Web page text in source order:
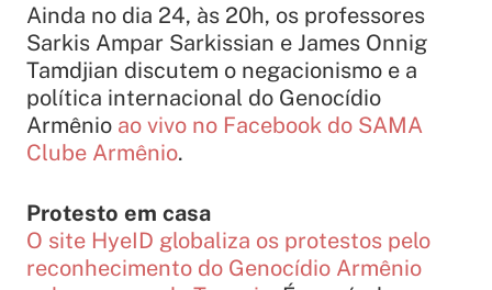
Ainda no dia 24, às 20h, os professores
Sarkis Ampar Sarkissian e James Onnig
Tamdjian discutem o negacionismo e a
política internacional do Genocídio
Armênio ao vivo no Facebook do SAMA
Clube Armênio.
Protesto em casa
O site HyeID globaliza os protestos pelo
reconhecimento do Genocídio Armênio